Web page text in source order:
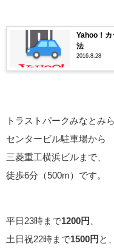
Yahoo！カ
法
2016.8.28
トラストパークみなとみ
センタービル駐車場から
三菱重工横浜ビルまで、
徒歩6分（500m）です。
平日23時まで1200円
土日祝22時まで1500円 と、